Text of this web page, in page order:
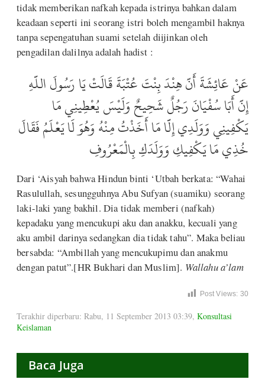
tidak memberikan nafkah kepada istrinya bahkan dalam
keadaan seperti ini seorang istri boleh mengambil haknya
tanpa sepengatuhan suami setelah diijinkan oleh
pengadilan dalilnya adalah hadist :
عَنْ عَائِشَةَ أَنَّ هِنْدَ بِنْتَ عُتْبَةَ قَالَتْ يَا رَسُولَ اللَّهِ
إِنَّ أَبَا سُفْيَانَ رَجُلٌ شَحِيحٌ وَلَيْسَ يُعْطِينِي مَا
يَكْفِينِي وَوَلَدِي إِلَّا مَا أَخَذْتُ مِنْهُ وَهُوَ لَا يَعْلَمُ فَقَالَ
خُذِي مَا يَكْفِيكِ وَوَلَدَكِ بِالْمَعْرُوفِ
Dari ‘Aisyah bahwa Hindun binti ‘Utbah berkata: “Wahai
Rasulullah, sesungguhnya Abu Sufyan (suamiku) seorang
laki-laki yang bakhil. Dia tidak memberi (nafkah)
kepadaku yang mencukupi aku dan anakku, kecuali yang
aku ambil darinya sedangkan dia tidak tahu”. Maka beliau
bersabda: “Ambillah yang mencukupimu dan anakmu
dengan patut”.[HR Bukhari dan Muslim]. Wallahu a’lam
Post Views: 30
Terakhir diperbaru: Rabu, 11 September 2013 03:39, Konsultasi
Keislaman
Baca Juga